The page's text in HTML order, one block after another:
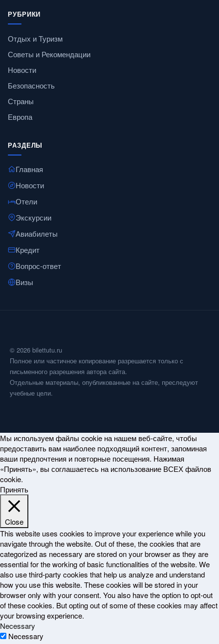
РУБРИКИ
Отдых и Туризм
Советы и Рекомендации
Новости
Безопасность
Страны
Европа
РАЗДЕЛЫ
Главная
Новости
Отели
Экскурсии
Авиабилеты
Кредит
Вопрос-ответ
Визы
© 2026 bilettutu.ru
Полное или частичное копирование разрешается только с
письменного разрешения автора сайта.
Отдельные материалы, опубликованные на сайте, преследуют
учебные цели.
Мы используем файлы cookie на нашем веб-сайте, чтобы
предоставить вам наиболее подходящий контент, запоминая
ваши предпочтения и повторные посещения. Нажимая
«Принять», вы соглашаетесь на использование ВСЕХ файлов
cookie.
Принять
Close
This website uses cookies to improve your experience while you
navigate through the website. Out of these, the cookies that are
categorized as necessary are stored on your browser as they are
essential for the working of basic functionalities of the website. We
also use third-party cookies that help us analyze and understand
how you use this website. These cookies will be stored in your
browser only with your consent. You also have the option to opt-out
of these cookies. But opting out of some of these cookies may affect
your browsing experience.
Necessary
Necessary